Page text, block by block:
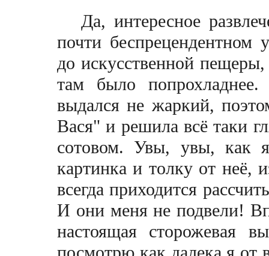
Да, интересное
почти беспрецендентном
до искусственной
там было
выдался не жаркий,
Вася" и решила всё таки
сотовом. Увы, увы, как
картинка и толку от неё,
всегда приходится
И они меня не подвели!
настоящая сторожевая